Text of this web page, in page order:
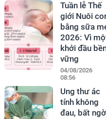
Tuần lễ Thế
giới Nuôi
bằng sữa
2026: Vì
khởi đầu
vững
04/08/2026
08:56
Ung thư ác
tính không
đau, bất ngờ